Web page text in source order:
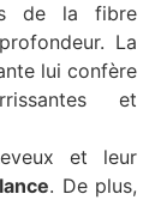
de la fibre
La
lui confère
et
et leur
. De plus,